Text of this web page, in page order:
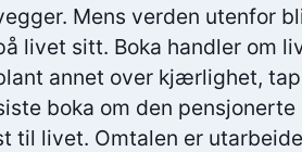
Mens verden utenfor
livet sitt. Boka handler om
annet over kjærlighet,
boka om den
til livet. Omtalen er